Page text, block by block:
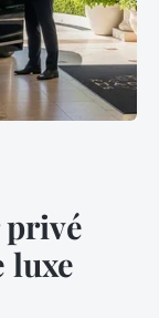
privé
luxe